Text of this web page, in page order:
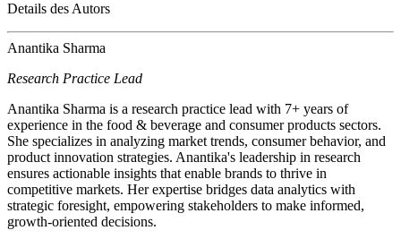
Details des Autors
Anantika Sharma
Research Practice Lead
Anantika Sharma is a research practice lead with 7+ years of
experience in the food & beverage and consumer products sectors.
She specializes in analyzing market trends, consumer behavior, and
product innovation strategies. Anantika's leadership in research
ensures actionable insights that enable brands to thrive in
competitive markets. Her expertise bridges data analytics with
strategic foresight, empowering stakeholders to make informed,
growth-oriented decisions.